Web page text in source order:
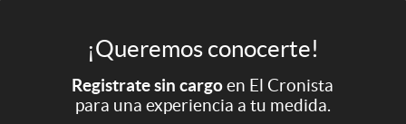
¡Queremos conocerte!
Registrate sin cargoen El Cronista
para una experiencia a tu medida.